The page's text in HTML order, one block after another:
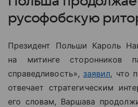
русофобскую
Президент Польши Кароль
на митинге сторонников
справедливость», заявил, что
отвечает стратегическим
его словам, Варшава